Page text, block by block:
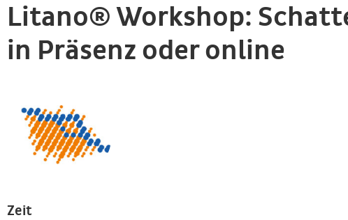
Litano® Workshop:
in Präsenz oder online
Zeit